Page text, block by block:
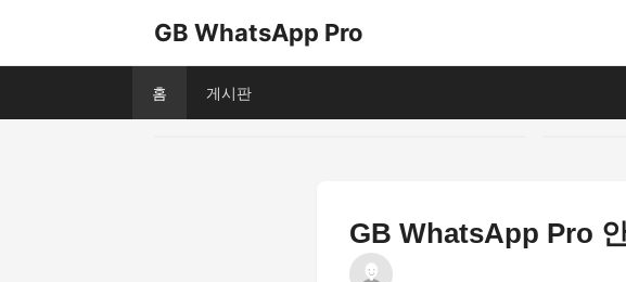
GB WhatsApp Pro
홈 게시판
GB WhatsApp Pro